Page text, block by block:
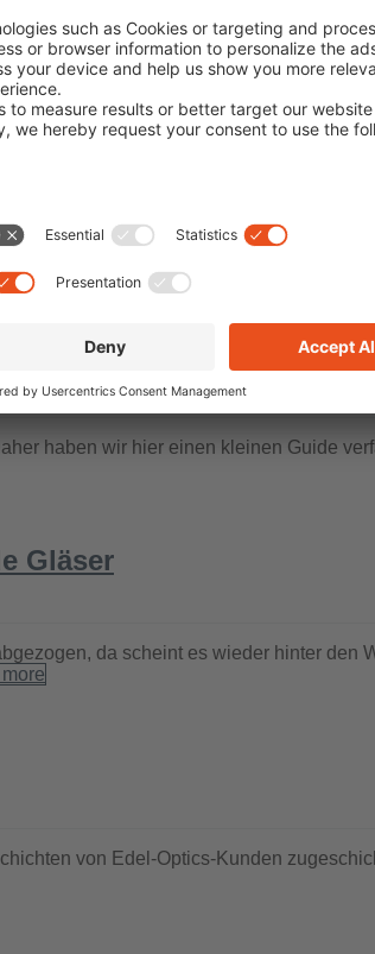
haben wir hier einen kleinen Guide
Gläser
da scheint es wieder hinter den
von Edel-Optics-Kunden